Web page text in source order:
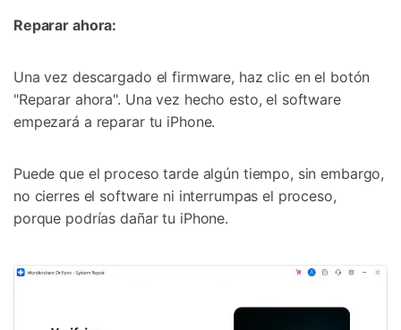
Reparar ahora:
Una vez descargado el firmware, haz clic en el botón
"Reparar ahora". Una vez hecho esto, el software
empezará a reparar tu iPhone.
Puede que el proceso tarde algún tiempo, sin embargo,
no cierres el software ni interrumpas el proceso,
porque podrías dañar tu iPhone.